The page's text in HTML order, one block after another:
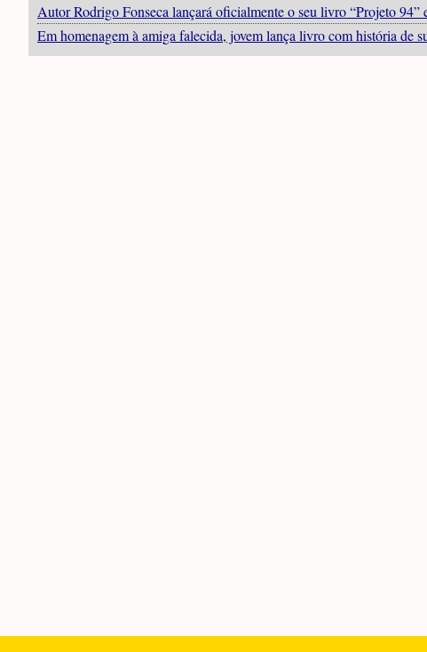
Autor Rodrigo Fonseca lançará oficialmente o seu livro “Projeto 94”
Em homenagem à amiga falecida, jovem lança livro com história de